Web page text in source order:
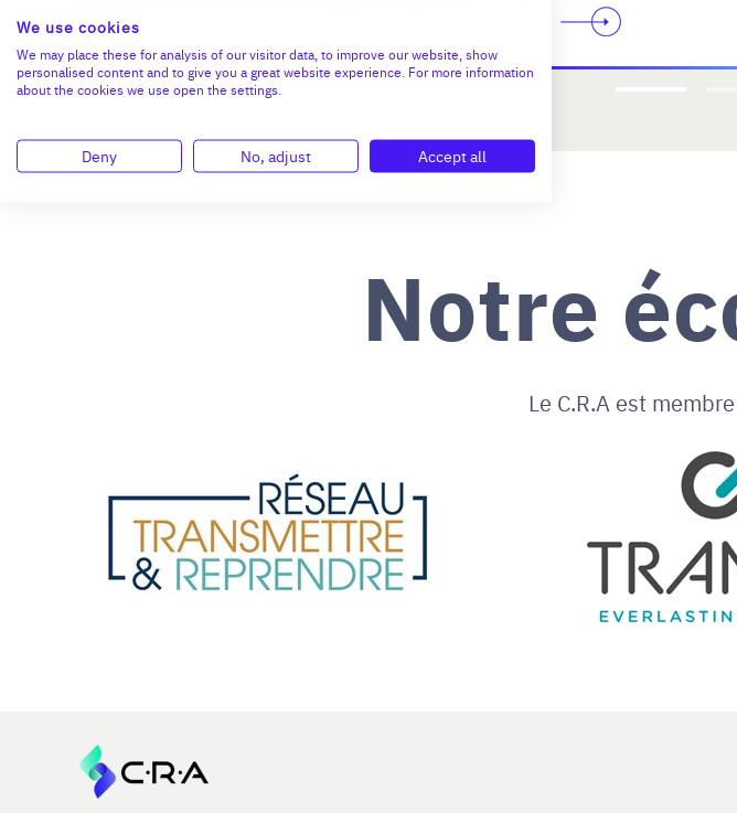
Notre
Le C.R.A est
We use cookies
We may place these for analysis of our visitor data, to improve our website, show
personalised content and to give you a great website experience. For more information
about the cookies we use open the settings.
Deny No, adjust Accept all